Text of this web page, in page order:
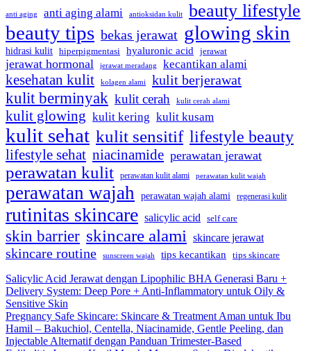
anti aging anti aging alami antioksidan kulit beauty lifestyle
beauty tips bekas jerawat glowing skin
hidrasi kulit hiperpigmentasi hyaluronic acid jerawat
jerawat hormonal jerawat meradang kecantikan alami
kesehatan kulit kolagen alami kulit berjerawat
kulit berminyak kulit cerah kulit cerah alami
kulit glowing kulit kering kulit kusam
kulit sehat kulit sensitif lifestyle beauty
lifestyle sehat niacinamide perawatan jerawat
perawatan kulit perawatan kulit alami perawatan kulit wajah
perawatan wajah perawatan wajah alami regenerasi kulit
rutinitas skincare salicylic acid self care
skin barrier skincare alami skincare jerawat
skincare routine sunscreen wajah tips kecantikan tips skincare
Salicylic Acid Jerawat dengan Lipophilic BHA Generasi Baru +
Delivery System: Deep Pore + Anti-Inflammatory untuk Oily &
Sensitive Skin
Pregnancy Safe Skincare: Skincare & Treatment Aman untuk Ibu
Hamil – Bakuchiol, Centella, Niacinamide, Gentle Peeling, dan
Injectable Alternatif dengan Panduan Trimester-Based